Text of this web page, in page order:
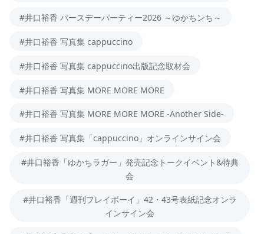
#井口裕香 バースデーパーティー2026 ～ゆかちンち～
#井口裕香 写真集 cappuccino
#井口裕香 写真集 cappuccino出版記念取材会
#井口裕香 写真集 MORE MORE MORE
#井口裕香 写真集 MORE MORE MORE -Another Side-
#井口裕香 写真集「cappuccino」オンラインサイン会
#井口裕香「ゆかちラガー」発売記念トークイベント&特典
会
#井口裕香「週刊プレイボーイ」42・43号表紙記念オンラ
インサイン会